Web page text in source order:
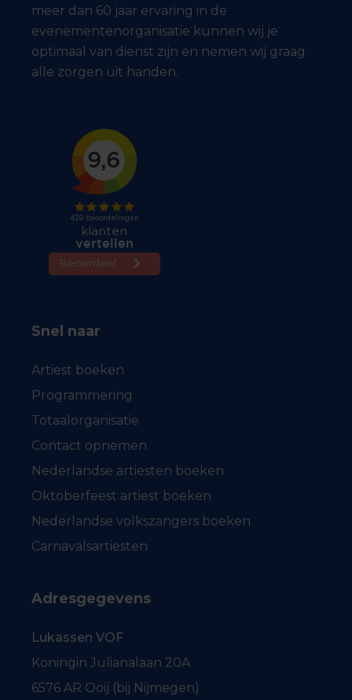
meer dan 60 jaar ervaring in de
evenementenorganisatie kunnen wij je
optimaal van dienst zijn en nemen wij graag
alle zorgen uit handen.
Snel naar
Artiest boeken
Programmering
Totaalorganisatie
Contact opnemen
Nederlandse artiesten boeken
Oktoberfeest artiest boeken
Nederlandse volkszangers boeken
Carnavalsartiesten
Adresgegevens
Lukassen VOF
Koningin Julianalaan 20A
6576 AR Ooij (bij Nijmegen)